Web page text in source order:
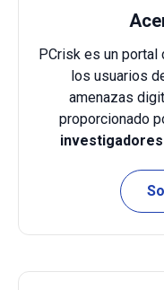
PCrisk es un portal
los usuarios
amenazas
proporcionado